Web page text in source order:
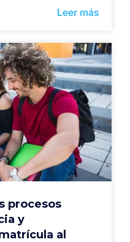
Leer más
procesos
y
al